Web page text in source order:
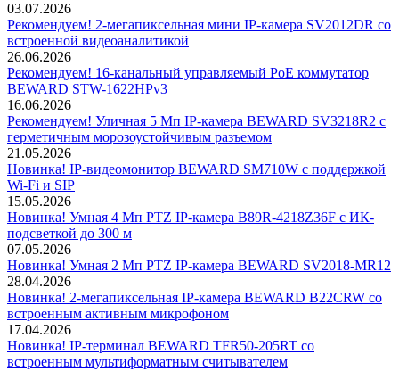
03.07.2026
Рекомендуем! 2-мегапиксельная мини IP-камера SV2012DR со
встроенной видеоаналитикой
26.06.2026
Рекомендуем! 16-канальный управляемый PoE коммутатор
BEWARD STW-1622HPv3
16.06.2026
Рекомендуем! Уличная 5 Мп IP-камера BEWARD SV3218R2 с
герметичным морозоустойчивым разъемом
21.05.2026
Новинка! IP-видеомонитор BEWARD SM710W с поддержкой
Wi-Fi и SIP
15.05.2026
Новинка! Умная 4 Мп PTZ IP-камера B89R-4218Z36F с ИК-
подсветкой до 300 м
07.05.2026
Новинка! Умная 2 Мп PTZ IP-камера BEWARD SV2018-MR12
28.04.2026
Новинка! 2-мегапиксельная IP-камера BEWARD B22CRW со
встроенным активным микрофоном
17.04.2026
Новинка! IP-терминал BEWARD TFR50-205RT со
встроенным мультиформатным считывателем